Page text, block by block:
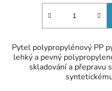
Pytel polypropylénový PP
lehký a pevný
skladování a přepravu